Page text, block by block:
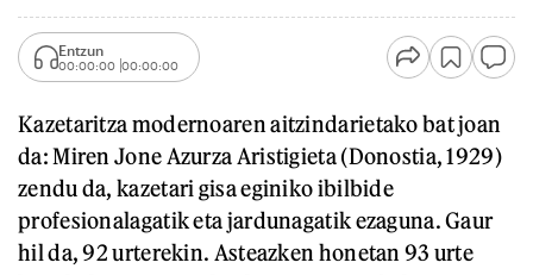
Entzun
00:00:00 00:00:00
Kazetaritza modernoaren aitzindarietako bat joan
da: Miren Jone Azurza Aristigieta (Donostia, 1929)
zendu da, kazetari gisa eginiko ibilbide
profesionalagatik eta jardunagatik ezaguna. Gaur
hil da, 92 urterekin. Asteazken honetan 93 urte